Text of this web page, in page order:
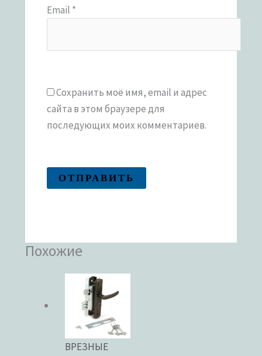
Email *
Сохранить моё имя, email и адрес
сайта в этом браузере для
последующих моих комментариев.
Похожие
ВРЕЗНЫЕ